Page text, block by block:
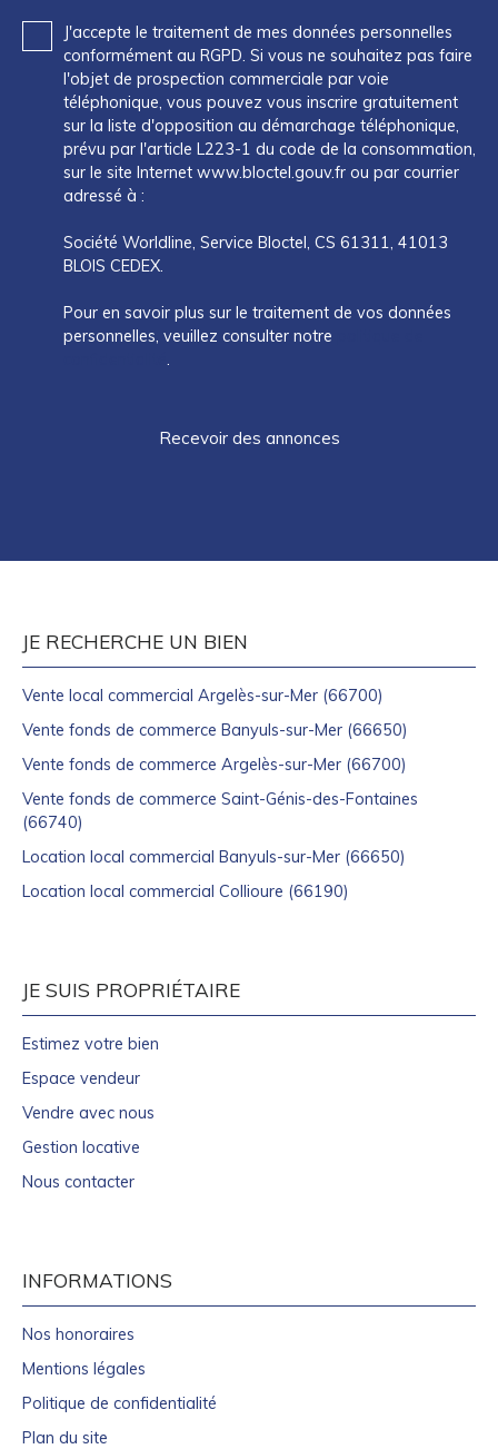
J'accepte le traitement de mes données personnelles
conformément au RGPD. Si vous ne souhaitez pas faire
l'objet de prospection commerciale par voie
téléphonique, vous pouvez vous inscrire gratuitement
sur la liste d'opposition au démarchage téléphonique,
prévu par l'article L223-1 du code de la consommation,
sur le site Internet www.bloctel.gouv.fr ou par courrier
adressé à :
Société Worldline, Service Bloctel, CS 61311, 41013
BLOIS CEDEX.
Pour en savoir plus sur le traitement de vos données
personnelles, veuillez consulter notre
.
Recevoir des annonces
JE RECHERCHE UN BIEN
Vente local commercial Argelès-sur-Mer (66700)
Vente fonds de commerce Banyuls-sur-Mer (66650)
Vente fonds de commerce Argelès-sur-Mer (66700)
Vente fonds de commerce Saint-Génis-des-Fontaines
(66740)
Location local commercial Banyuls-sur-Mer (66650)
Location local commercial Collioure (66190)
JE SUIS PROPRIÉTAIRE
Estimez votre bien
Espace vendeur
Vendre avec nous
Gestion locative
Nous contacter
INFORMATIONS
Nos honoraires
Mentions légales
Politique de confidentialité
Plan du site